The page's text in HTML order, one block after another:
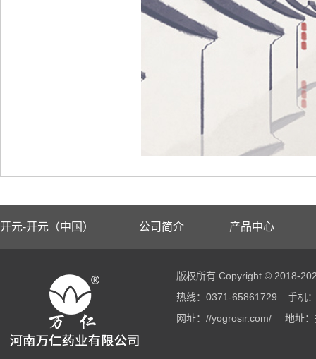
开元-开元（中国） 公司简介 产品中心
版权所有 Copyright © 2018-
热线：0371-65861729
手机
网址：//yogrosir.com/
地址